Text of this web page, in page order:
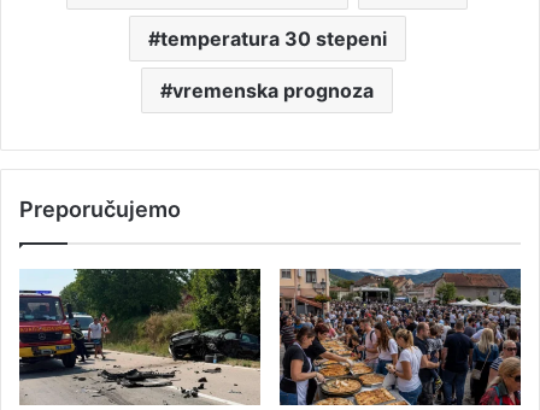
temperatura 30 stepeni
vremenska prognoza
Preporučujemo